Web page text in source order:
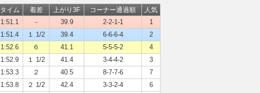
タイム 着差 上がり3F コーナー通過順
人気
1:51.1 - 39.9 2-2-1-1
1
1:51.4 １ 1/2 39.4 6-6-6-4
2
1:52.6 ６ 41.1 5-5-5-2
4
1:52.9 １ 1/2 41.4 3-4-4-2
3
1:53.3 ２ 40.5 8-7-7-6
7
1:53.8 ２ 1/2 42.4 3-3-2-4
6